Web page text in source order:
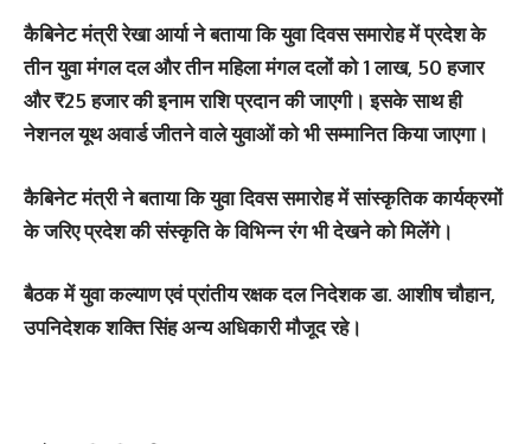
कैबिनेट मंत्री रेखा आर्या ने बताया कि युवा दिवस समारोह में प्रदेश के
तीन युवा मंगल दल और तीन महिला मंगल दलों को 1 लाख, 50 हजार
और ₹25 हजार की इनाम राशि प्रदान की जाएगी। इसके साथ ही
नेशनल यूथ अवार्ड जीतने वाले युवाओं को भी सम्मानित किया जाएगा।
कैबिनेट मंत्री ने बताया कि युवा दिवस समारोह में सांस्कृतिक कार्यक्रमों
के जरिए प्रदेश की संस्कृति के विभिन्न रंग भी देखने को मिलेंगे।
बैठक में युवा कल्याण एवं प्रांतीय रक्षक दल निदेशक डा. आशीष चौहान,
उपनिदेशक शक्ति सिंह अन्य अधिकारी मौजूद रहे।